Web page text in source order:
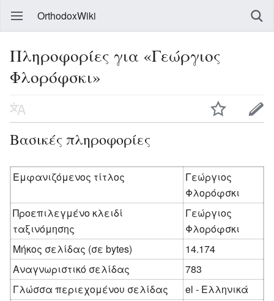
OrthodoxWiki
Πληροφορίες για «Γεώργιος
Φλορόφσκι»
Βασικές πληροφορίες
Εμφανιζόμενος τίτλος
Γεώργιος
Φλορόφσκι
Προεπιλεγμένο κλειδί
ταξινόμησης
Γεώργιος
Φλορόφσκι
Μήκος σελίδας (σε bytes)
14.174
Αναγνωριστικό σελίδας
783
Γλώσσα περιεχομένου σελίδας
el - Ελληνικά